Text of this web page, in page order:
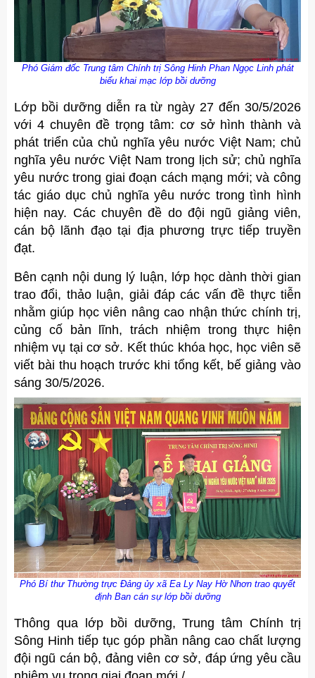
Phó Giám đốc Trung tâm Chính trị Sông Hinh Phan Ngọc Linh phát
biểu khai mạc lớp bồi dưỡng
Lớp bồi dưỡng diễn ra từ ngày 27 đến 30/5/2026
với 4 chuyên đề trọng tâm: cơ sở hình thành và
phát triển của chủ nghĩa yêu nước Việt Nam; chủ
nghĩa yêu nước Việt Nam trong lịch sử; chủ nghĩa
yêu nước trong giai đoạn cách mạng mới; và công
tác giáo dục chủ nghĩa yêu nước trong tình hình
hiện nay. Các chuyên đề do đội ngũ giảng viên,
cán bộ lãnh đạo tại địa phương trực tiếp truyền
đạt.
Bên cạnh nội dung lý luận, lớp học dành thời gian
trao đổi, thảo luận, giải đáp các vấn đề thực tiễn
nhằm giúp học viên nâng cao nhận thức chính trị,
củng cố bản lĩnh, trách nhiệm trong thực hiện
nhiệm vụ tại cơ sở. Kết thúc khóa học, học viên sẽ
viết bài thu hoạch trước khi tổng kết, bế giảng vào
sáng 30/5/2026.
Phó Bí thư Thường trực Đảng ủy xã Ea Ly Nay Hờ Nhơn trao quyết
định Ban cán sự lớp bồi dưỡng
Thông qua lớp bồi dưỡng, Trung tâm Chính trị
Sông Hinh tiếp tục góp phần nâng cao chất lượng
đội ngũ cán bộ, đảng viên cơ sở, đáp ứng yêu cầu